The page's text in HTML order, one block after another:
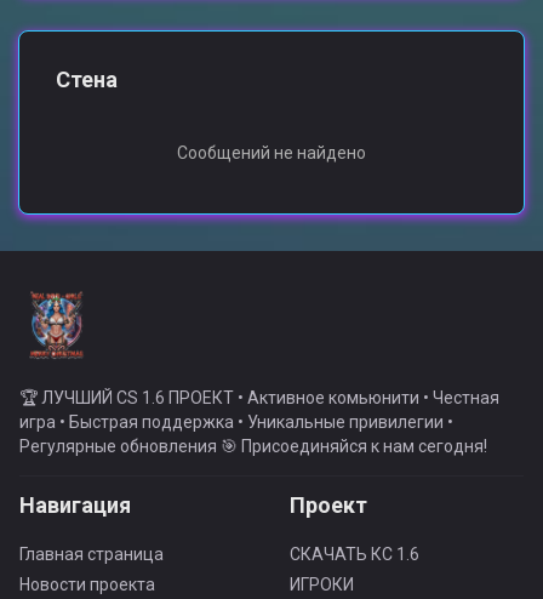
Стена
Сообщений не найдено
🏆 ЛУЧШИЙ CS 1.6 ПРОЕКТ • Активное комьюнити • Честная
игра • Быстрая поддержка • Уникальные привилегии •
Регулярные обновления 🎯 Присоединяйся к нам сегодня!
Навигация
Главная страница
Новости проекта
Проект
СКАЧАТЬ КС 1.6
ИГРОКИ